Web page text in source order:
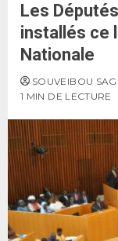
Les
installés ce
Nationale
SOUVEIBOU
1 MIN DE LECTURE